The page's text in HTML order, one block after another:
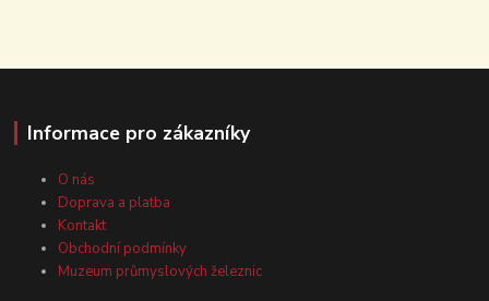
Informace pro zákazníky
O nás
Doprava a platba
Kontakt
Obchodní podmínky
Muzeum průmyslových železnic